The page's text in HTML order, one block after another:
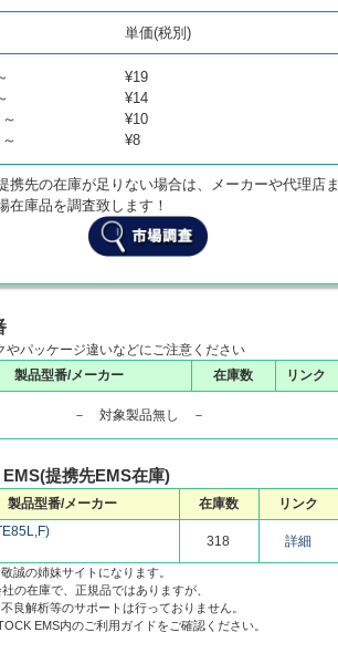
単価 商品代金
単価(税別)
¥19
¥14
¥10
¥8
携先の在庫が足りない場合は、メーカーや代理店ま
在庫品を調査致します！
パッケージ違いなどにご注意ください
製品型番/メーカー
在庫数 リンク
－ 対象製品無し －
提携先EMS在庫)
製品型番/メーカー 在庫数
リンク
318 詳細
誠の姉妹サイトになります。
の在庫で、正規品ではありますが、
良解析等のサポートは行っておりません。
EMS内のご利用ガイドをご確認ください。